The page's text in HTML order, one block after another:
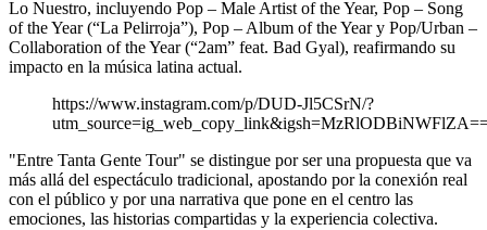
Lo Nuestro, incluyendo Pop – Male Artist of the Year, Pop – Song
of the Year (“La Pelirroja”), Pop – Album of the Year y Pop/Urban –
Collaboration of the Year (“2am” feat. Bad Gyal), reafirmando su
impacto en la música latina actual.
https://www.instagram.com/p/DUD-Jl5CSrN/?
"Entre Tanta Gente Tour" se distingue por ser una propuesta que va
más allá del espectáculo tradicional, apostando por la conexión real
con el público y por una narrativa que pone en el centro las
emociones, las historias compartidas y la experiencia colectiva.